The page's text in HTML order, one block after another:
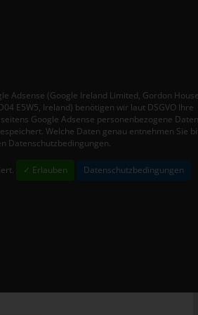
Adsense (Google Ireland Limited, Gordon
E5W5, Ireland) benötigen wir laut DSGVO Ihre
Google Adsense personenbezogene Daten
Welche Daten genau entnehmen Sie
Datenschutzbedingungen.
✓ Erlauben Datenschutzbedingungen
oder juristische Person, Behörde,
Stelle, der personenbezogene Daten
nicht. Behörden, die im Rahmen